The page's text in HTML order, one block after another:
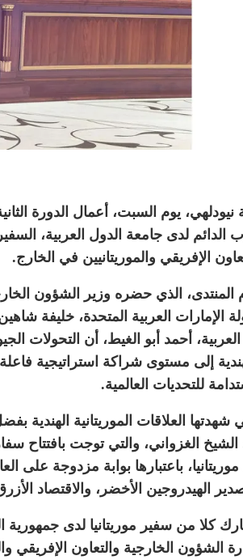
يوم السبت، أعمال الدورة
الدائم لدى جامعة الدول العربية،
الإفريقي والموريتانيين في الخارج.
الذي حضره وزير الشؤون
الإمارات العربية المتحدة، خليفة
العربية، أحمد أبو الغيط، أن التحولات
الهندية إلى مستوى شراكة استراتيجية
للتحديات العالمية.
شهدتها العلاقات الموريتانية الهندية
الشيخ الغزواني، والتي توجت بافتتاح
باعتبارها بوابة مزدوجة على
الهيدروجين الأخضر، والاقتصاد
كلا من سفير موريتانيا لدى جمهورية
الشؤون الخارجية والتعاون الإفريقي